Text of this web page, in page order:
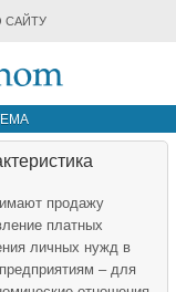
САЙТУ
продажу
платных
личных нужд в
– для